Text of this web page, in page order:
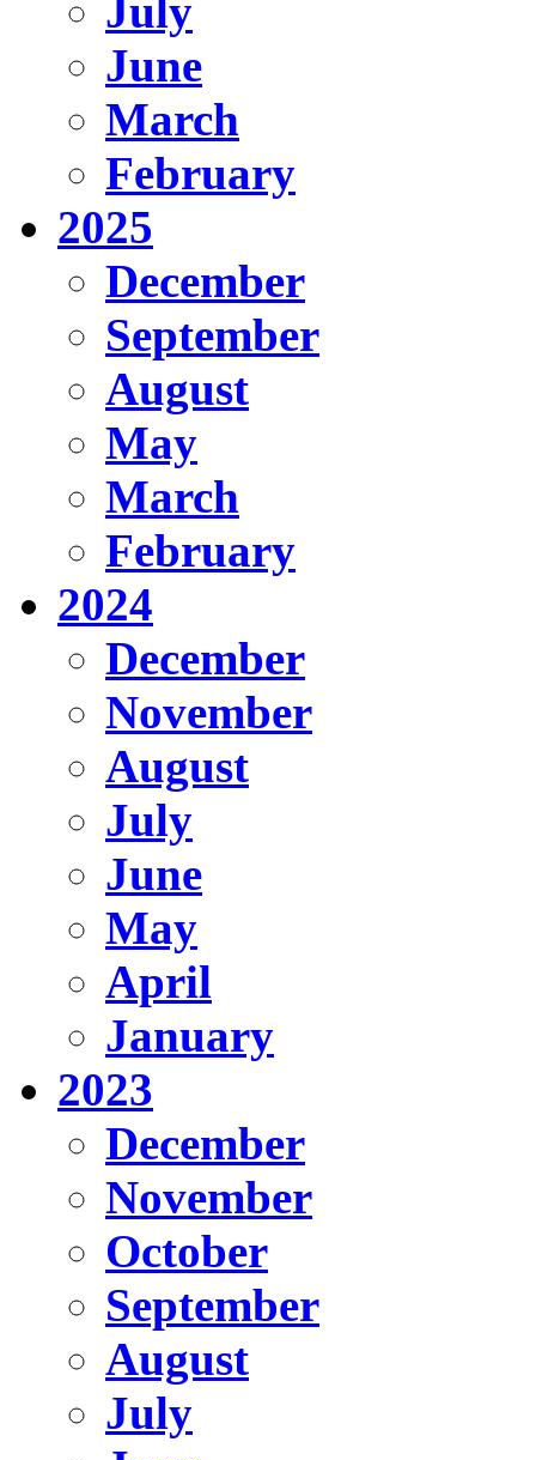
July
June
March
February
2025
December
September
August
May
March
February
2024
December
November
August
July
June
May
April
January
2023
December
November
October
September
August
July